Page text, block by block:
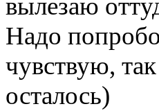
вылезаю
Надо
чувствую,
осталось)